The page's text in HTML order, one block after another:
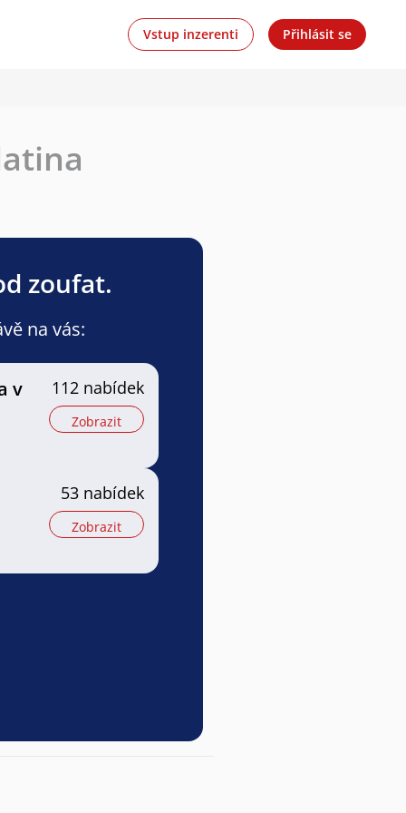
Vstup inzerenti Přihlásit se
zoufat.
na vás:
v 112 nabídek
Zobrazit
53 nabídek
Zobrazit